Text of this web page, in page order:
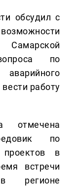
обсудил с
Самарской
по
работу
отмечена
по
проектов в
встречи
регионе